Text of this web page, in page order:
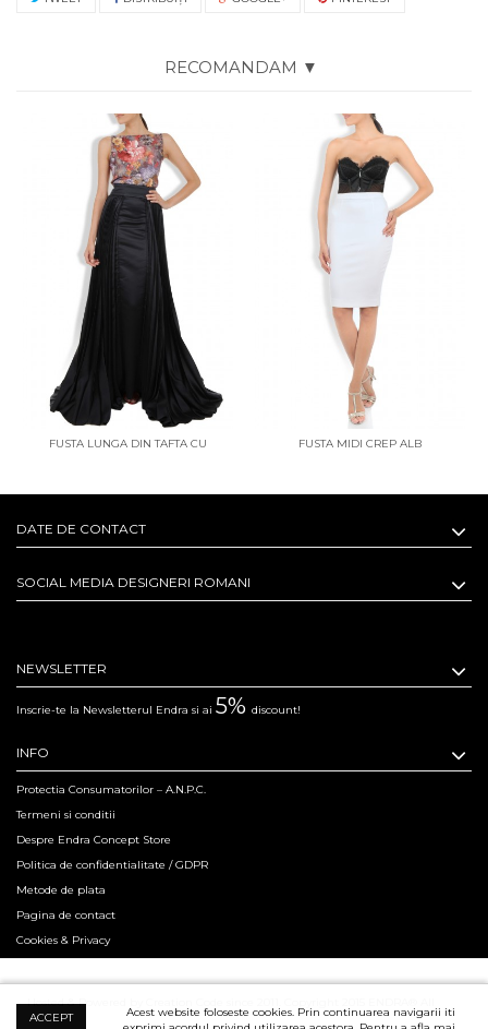
RECOMANDAM ▼
FUSTA LUNGA DIN TAFTA CU
FUSTA MIDI CREP ALB
DATE DE CONTACT
SOCIAL MEDIA DESIGNERI ROMANI
NEWSLETTER
Inscrie-te la Newsletterul Endra si ai 5% discount!
INFO
Protectia Consumatorilor – A.N.P.C.
Termeni si conditii
Despre Endra Concept Store
Politica de confidentialitate / GDPR
Metode de plata
Pagina de contact
Cookies & Privacy
Hosted & Powered by Creation Code since 2011. Copyright 2015 ENDRA® All
ACCEPT
Acest website foloseste cookies. Prin continuarea navigarii iti